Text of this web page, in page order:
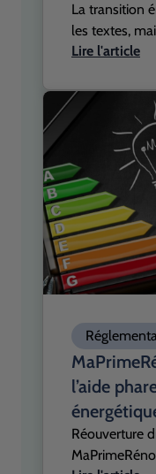
La transition
les textes,
se durcissent
logements
derniers
un écart de
prise de
Lire l'article
l’aide
Réouverture